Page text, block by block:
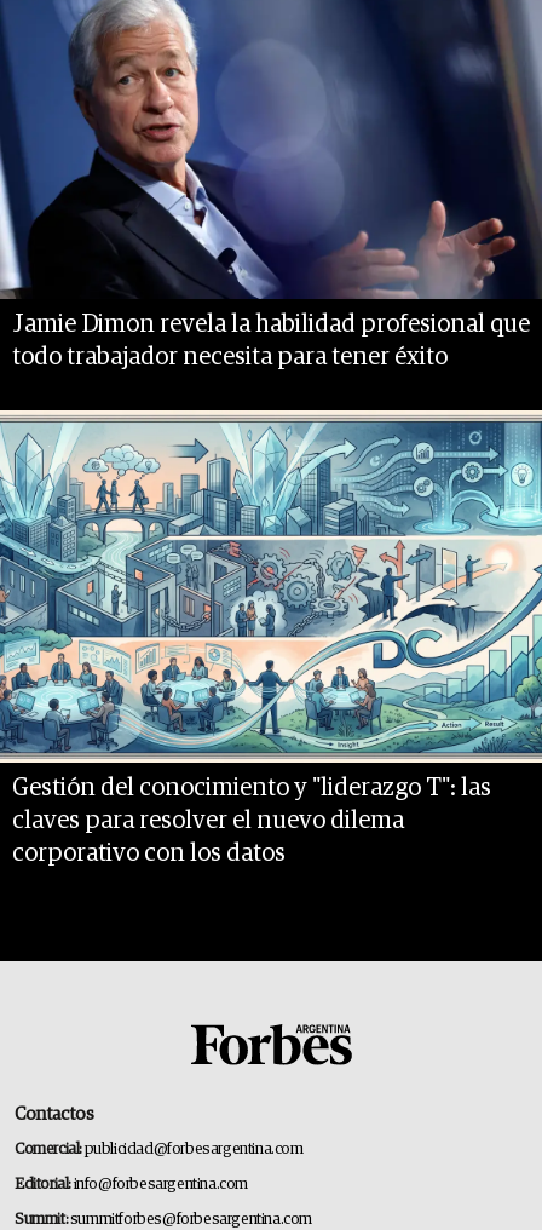
Jamie Dimon revela la habilidad profesional que
todo trabajador necesita para tener éxito
Gestión del conocimiento y "liderazgo T": las
claves para resolver el nuevo dilema
corporativo con los datos
Contactos
Comercial:publicidad@forbesargentina.com
Editorial:info@forbesargentina.com
Summit:summitforbes@forbesargentina.com